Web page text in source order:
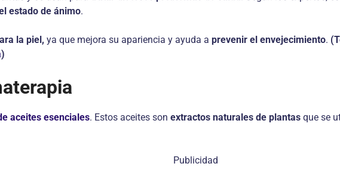
estado de ánimo.
la piel, ya que mejora su apariencia y ayuda a prevenir el envejecimiento.
)
aceites esenciales. Estos aceites son extractos naturales de plantas que se
Publicidad